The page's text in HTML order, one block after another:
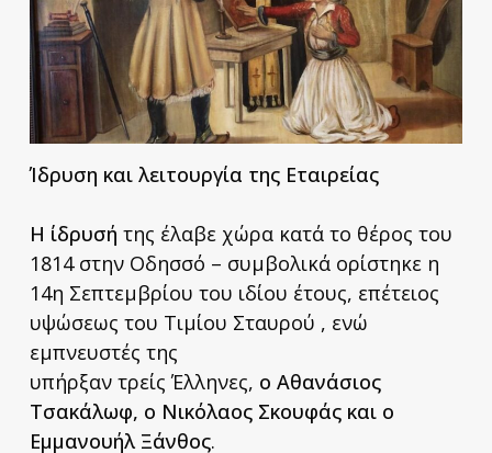
Ίδρυση και λειτουργία της Εταιρείας
Η ίδρυσή της έλαβε χώρα κατά το θέρος του
1814 στην Οδησσό – συμβολικά ορίστηκε η
14η Σεπτεμβρίου του ιδίου έτους, επέτειος
υψώσεως του Τιμίου Σταυρού , ενώ
εμπνευστές της
υπήρξαν τρείς Έλληνες, ο Αθανάσιος
Τσακάλωφ, ο Νικόλαος Σκουφάς και ο
Εμμανουήλ Ξάνθος.